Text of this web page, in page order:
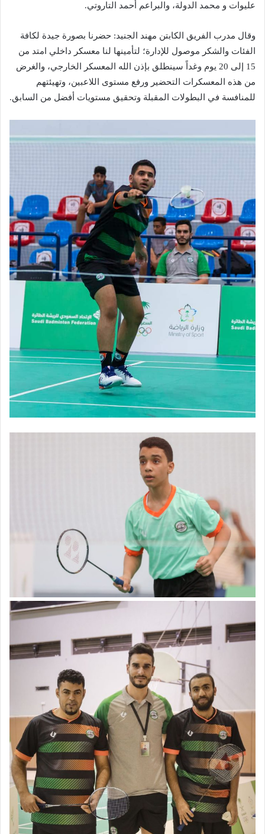
عليوات و محمد الدولة، والبراعم أحمد التاروتي.
وقال مدرب الفريق الكابتن مهند الجنيد: حضرنا بصورة جيدة لكافة
الفئات والشكر موصول للإدارة؛ لتأمينها لنا معسكر داخلي امتد من
15 إلى 20 يوم وغداً سينطلق بإذن الله المعسكر الخارجي، والغرض
من هذه المعسكرات التحضير ورفع مستوى اللاعبين، وتهيئتهم
للمنافسة في البطولات المقبلة وتحقيق مستويات أفضل من السابق.